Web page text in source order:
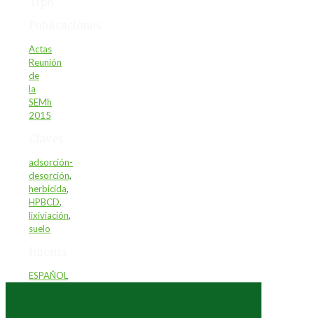
Actas
Reunión
de
la
SEMh
2015
adsorción-
desorción,
herbicida,
HPBCD,
lixiviación,
suelo
ESPAÑOL